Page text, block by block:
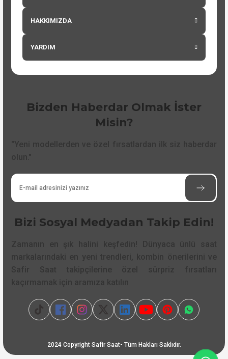
HAKKIMIZDA
YARDIM
Bizden Haberdar Olmak İster
Misin?
"Yeni modellerden ve özel fırsatlardan ilk siz haberdar
olun."
Bizi Sosyal Medyadan Takip Edin!
Zamanın en şık halini keşfedin! Dünyaca ünlü saat
markalarındaki en yeni trendleri, kombin önerilerini ve
Safir Saat takipçilerine özel sürpriz fırsatları
kaçırmamak için aramıza katılın
2024 Copyright Safir Saat- Tüm Hakları Saklıdır.